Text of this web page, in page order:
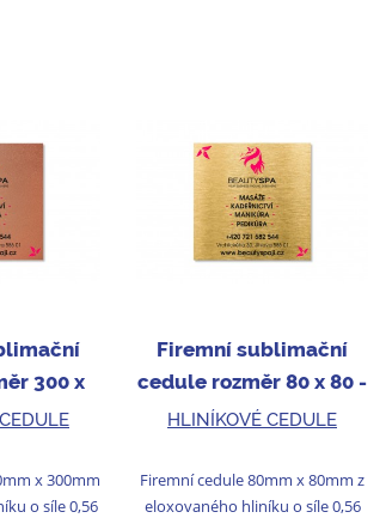
300 x
x 300mm
o síle 0,56
Firemní sublimační
cedule rozměr 80 x 80 -
zlato
HLINÍKOVÉ CEDULE
Firemní cedule 80mm x 80mm z
eloxovaného hliníku o síle 0,56